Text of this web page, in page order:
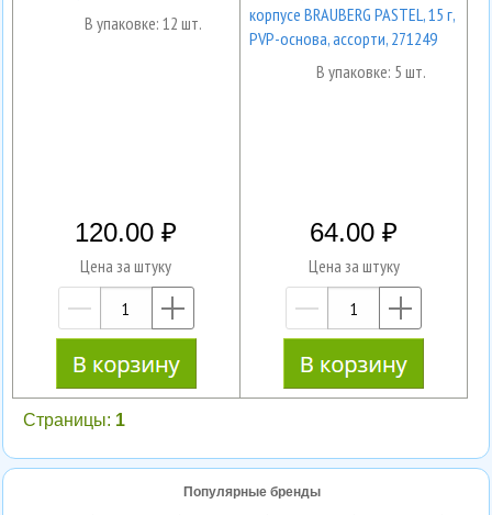
В упаковке: 12 шт.
120.00
Цена за штуку
—
корпусе BRAUBERG PASTEL, 15 г,
PVP-основа, ассорти, 271249
В упаковке: 5 шт.
64.00
Цена за штуку
—
Страницы: 1
Популярные бренды